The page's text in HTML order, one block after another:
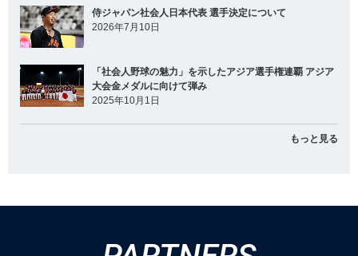
侍ジャパン社会人日本代表 選手決定について
2026年7月10日
「社会人野球の魅力」を示したアジア選手権連覇 アジア
大会金メダルに向けて弾み
2025年10月1日
もっと見る